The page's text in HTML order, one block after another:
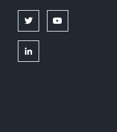
twitter
linkedin